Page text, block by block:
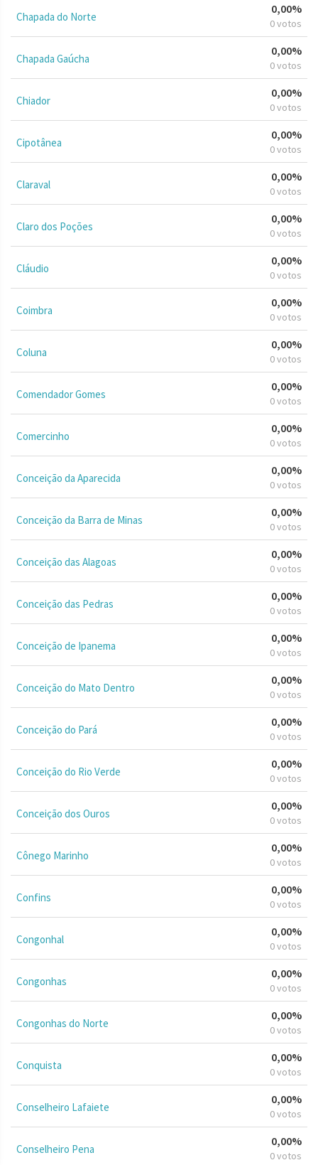
Chapada do Norte
0,00%
0 votos
Chapada Gaúcha
0,00%
0 votos
Chiador
0,00%
0 votos
Cipotânea
0,00%
0 votos
Claraval
0,00%
0 votos
Claro dos Poções
0,00%
0 votos
Cláudio
0,00%
0 votos
Coimbra
0,00%
0 votos
Coluna
0,00%
0 votos
Comendador Gomes
0,00%
0 votos
Comercinho
0,00%
0 votos
Conceição da Aparecida
0,00%
0 votos
Conceição da Barra de Minas
0,00%
0 votos
Conceição das Alagoas
0,00%
0 votos
Conceição das Pedras
0,00%
0 votos
Conceição de Ipanema
0,00%
0 votos
Conceição do Mato Dentro
0,00%
0 votos
Conceição do Pará
0,00%
0 votos
Conceição do Rio Verde
0,00%
0 votos
Conceição dos Ouros
0,00%
0 votos
Cônego Marinho
0,00%
0 votos
Confins
0,00%
0 votos
Congonhal
0,00%
0 votos
Congonhas
0,00%
0 votos
Congonhas do Norte
0,00%
0 votos
Conquista
0,00%
0 votos
Conselheiro Lafaiete
0,00%
0 votos
Conselheiro Pena
0,00%
0 votos